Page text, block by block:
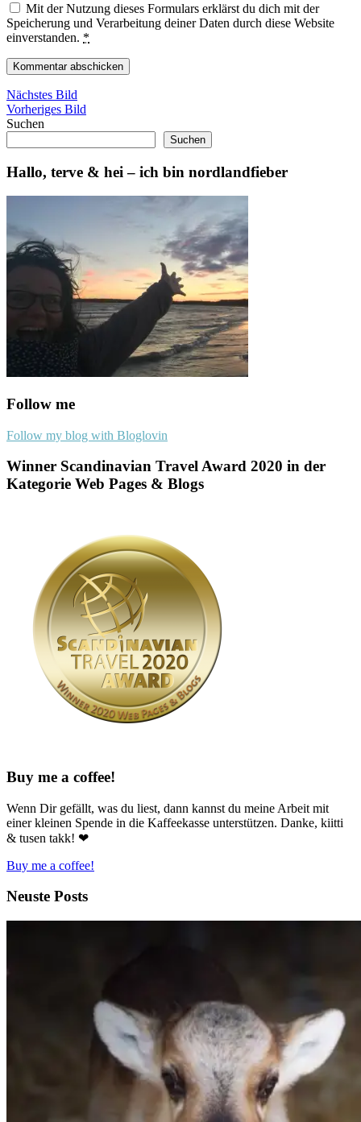
Mit der Nutzung dieses Formulars erklärst du dich mit der
Speicherung und Verarbeitung deiner Daten durch diese Website
einverstanden. *
Nächstes Bild
Vorheriges Bild
Suchen
Suchen
Hallo, terve & hei – ich bin nordlandfieber
Follow me
Follow my blog with Bloglovin
Winner Scandinavian Travel Award 2020 in der
Kategorie Web Pages & Blogs
Buy me a coffee!
Wenn Dir gefällt, was du liest, dann kannst du meine Arbeit mit
einer kleinen Spende in die Kaffeekasse unterstützen. Danke, kiitti
& tusen takk! ❤
Buy me a coffee!
Neuste Posts